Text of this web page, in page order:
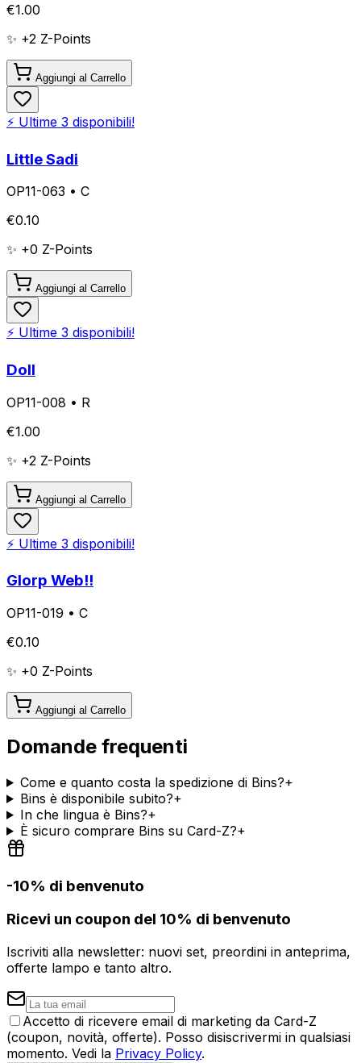
€1.00
✨ +2 Z-Points
Aggiungi al Carrello
⚡ Ultime 3 disponibili!
Little Sadi
OP11-063 • C
€0.10
✨ +0 Z-Points
Aggiungi al Carrello
⚡ Ultime 3 disponibili!
Doll
OP11-008 • R
€1.00
✨ +2 Z-Points
Aggiungi al Carrello
⚡ Ultime 3 disponibili!
Glorp Web!!
OP11-019 • C
€0.10
✨ +0 Z-Points
Aggiungi al Carrello
Domande frequenti
Come e quanto costa la spedizione di Bins?+
Bins è disponibile subito?+
In che lingua è Bins?+
È sicuro comprare Bins su Card-Z?+
-10% di benvenuto
Ricevi un coupon del 10% di benvenuto
Iscriviti alla newsletter: nuovi set, preordini in anteprima,
offerte lampo e tanto altro.
Accetto di ricevere email di marketing da Card-Z
(coupon, novità, offerte). Posso disiscrivermi in qualsiasi
momento. Vedi la Privacy Policy.